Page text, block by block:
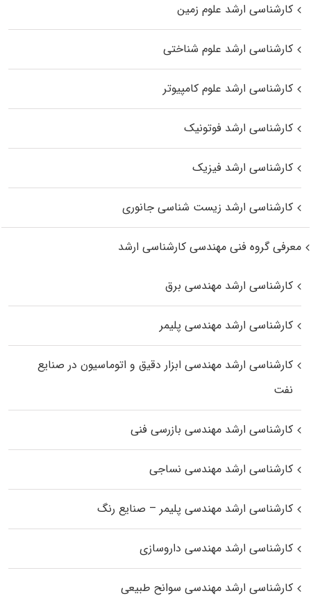
کارشناسی ارشد علوم زمین
کارشناسی ارشد علوم شناختی
کارشناسی ارشد علوم کامپیوتر
کارشناسی ارشد فوتونیک
کارشناسی ارشد فیزیک
کارشناسی ارشد زیست‌ شناسی جانوری
معرفی گروه فنی مهندسی کارشناسی ارشد
کارشناسی ارشد مهندسی برق
کارشناسی ارشد مهندسی پلیمر
کارشناسی ارشد مهندسی ابزار دقیق و اتوماسیون در صنایع
نفت
کارشناسی ارشد مهندسی بازرسی فنی
کارشناسی ارشد مهندسی نساجی
کارشناسی ارشد مهندسی پلیمر – صنایع رنگ
کارشناسی ارشد مهندسی داروسازی
کارشناسی ارشد مهندسی سوانح طبیعی